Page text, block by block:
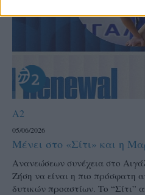
A2
05/06/2026
Μένει στο «Σίτι» και η
Ανανεώσεων συνέχεια στο
Ζήση να είναι η πιο πρόσφατη
δυτικών προαστίων. Το “Σίτι”